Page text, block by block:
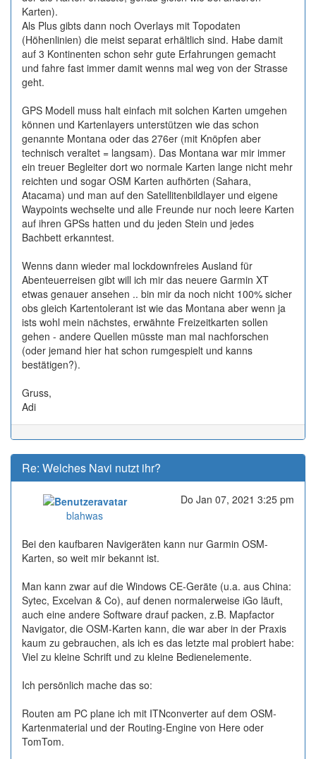
Karten).
Als Plus gibts dann noch Overlays mit Topodaten
(Höhenlinien) die meist separat erhältlich sind. Habe damit
auf 3 Kontinenten schon sehr gute Erfahrungen gemacht
und fahre fast immer damit wenns mal weg von der Strasse
geht.
GPS Modell muss halt einfach mit solchen Karten umgehen
können und Kartenlayers unterstützen wie das schon
genannte Montana oder das 276er (mit Knöpfen aber
technisch veraltet = langsam). Das Montana war mir immer
ein treuer Begleiter dort wo normale Karten lange nicht mehr
reichten und sogar OSM Karten aufhörten (Sahara,
Atacama) und man auf den Satellitenbildlayer und eigene
Waypoints wechselte und alle Freunde nur noch leere Karten
auf ihren GPSs hatten und du jeden Stein und jedes
Bachbett erkanntest.
Wenns dann wieder mal lockdownfreies Ausland für
Abenteuerreisen gibt will ich mir das neuere Garmin XT
etwas genauer ansehen .. bin mir da noch nicht 100% sicher
obs gleich Kartentolerant ist wie das Montana aber wenn ja
ists wohl mein nächstes, erwähnte Freizeitkarten sollen
gehen - andere Quellen müsste man mal nachforschen
(oder jemand hier hat schon rumgespielt und kanns
bestätigen?).
Gruss,
Adi
Re: Welches Navi nutzt ihr?
blahwasOnline
Do Jan 07, 2021 3:25 pm
Bei den kaufbaren Navigeräten kann nur Garmin OSM-
Karten, so weit mir bekannt ist.
Man kann zwar auf die Windows CE-Geräte (u.a. aus China:
Sytec, Excelvan & Co), auf denen normalerweise iGo läuft,
auch eine andere Software drauf packen, z.B. Mapfactor
Navigator, die OSM-Karten kann, die war aber in der Praxis
kaum zu gebrauchen, als ich es das letzte mal probiert habe:
Viel zu kleine Schrift und zu kleine Bedienelemente.
Ich persönlich mache das so:
Routen am PC plane ich mit ITNconverter auf dem OSM-
Kartenmaterial und der Routing-Engine von Here oder
TomTom.